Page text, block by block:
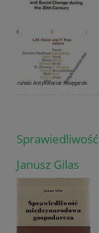
Janusz Gilas